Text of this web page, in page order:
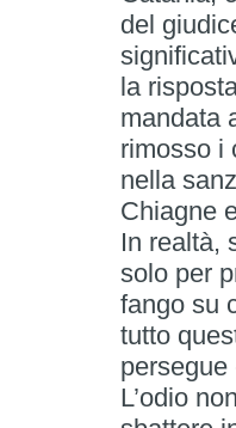
del
la
mandata
rimosso i
nella
Chiagne
In realtà,
solo per
fango su
tutto
L’odio